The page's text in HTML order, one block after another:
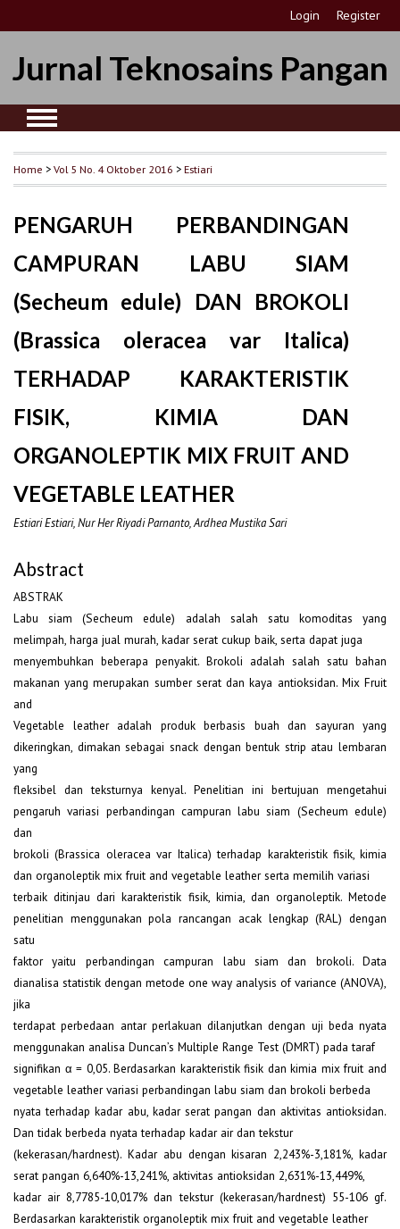
Login Register
Jurnal Teknosains Pangan
Home >Vol 5 No. 4 Oktober 2016 >Estiari
PENGARUH PERBANDINGAN
CAMPURAN LABU SIAM
(Secheum edule) DAN BROKOLI
(Brassica oleracea var Italica)
TERHADAP KARAKTERISTIK
FISIK, KIMIA DAN
ORGANOLEPTIK MIX FRUIT AND
VEGETABLE LEATHER
Estiari Estiari, Nur Her Riyadi Parnanto, Ardhea Mustika Sari
Abstract
ABSTRAK
Labu siam (Secheum edule) adalah salah satu komoditas yang
melimpah, harga jual murah, kadar serat cukup baik, serta dapat juga
menyembuhkan beberapa penyakit. Brokoli adalah salah satu bahan
makanan yang merupakan sumber serat dan kaya antioksidan. Mix Fruit
and
Vegetable leather adalah produk berbasis buah dan sayuran yang
dikeringkan, dimakan sebagai snack dengan bentuk strip atau lembaran
yang
fleksibel dan teksturnya kenyal. Penelitian ini bertujuan mengetahui
pengaruh variasi perbandingan campuran labu siam (Secheum edule)
dan
brokoli (Brassica oleracea var Italica) terhadap karakteristik fisik, kimia
dan organoleptik mix fruit and vegetable leather serta memilih variasi
terbaik ditinjau dari karakteristik fisik, kimia, dan organoleptik. Metode
penelitian menggunakan pola rancangan acak lengkap (RAL) dengan
satu
faktor yaitu perbandingan campuran labu siam dan brokoli. Data
dianalisa statistik dengan metode one way analysis of variance (ANOVA),
jika
terdapat perbedaan antar perlakuan dilanjutkan dengan uji beda nyata
menggunakan analisa Duncan’s Multiple Range Test (DMRT) pada taraf
signifikan α = 0,05. Berdasarkan karakteristik fisik dan kimia mix fruit and
vegetable leather variasi perbandingan labu siam dan brokoli berbeda
nyata terhadap kadar abu, kadar serat pangan dan aktivitas antioksidan.
Dan tidak berbeda nyata terhadap kadar air dan tekstur
(kekerasan/hardnest). Kadar abu dengan kisaran 2,243%-3,181%, kadar
serat pangan 6,640%-13,241%, aktivitas antioksidan 2,631%-13,449%,
kadar air 8,7785-10,017% dan tekstur (kekerasan/hardnest) 55-106 gf.
Berdasarkan karakteristik organoleptik mix fruit and vegetable leather